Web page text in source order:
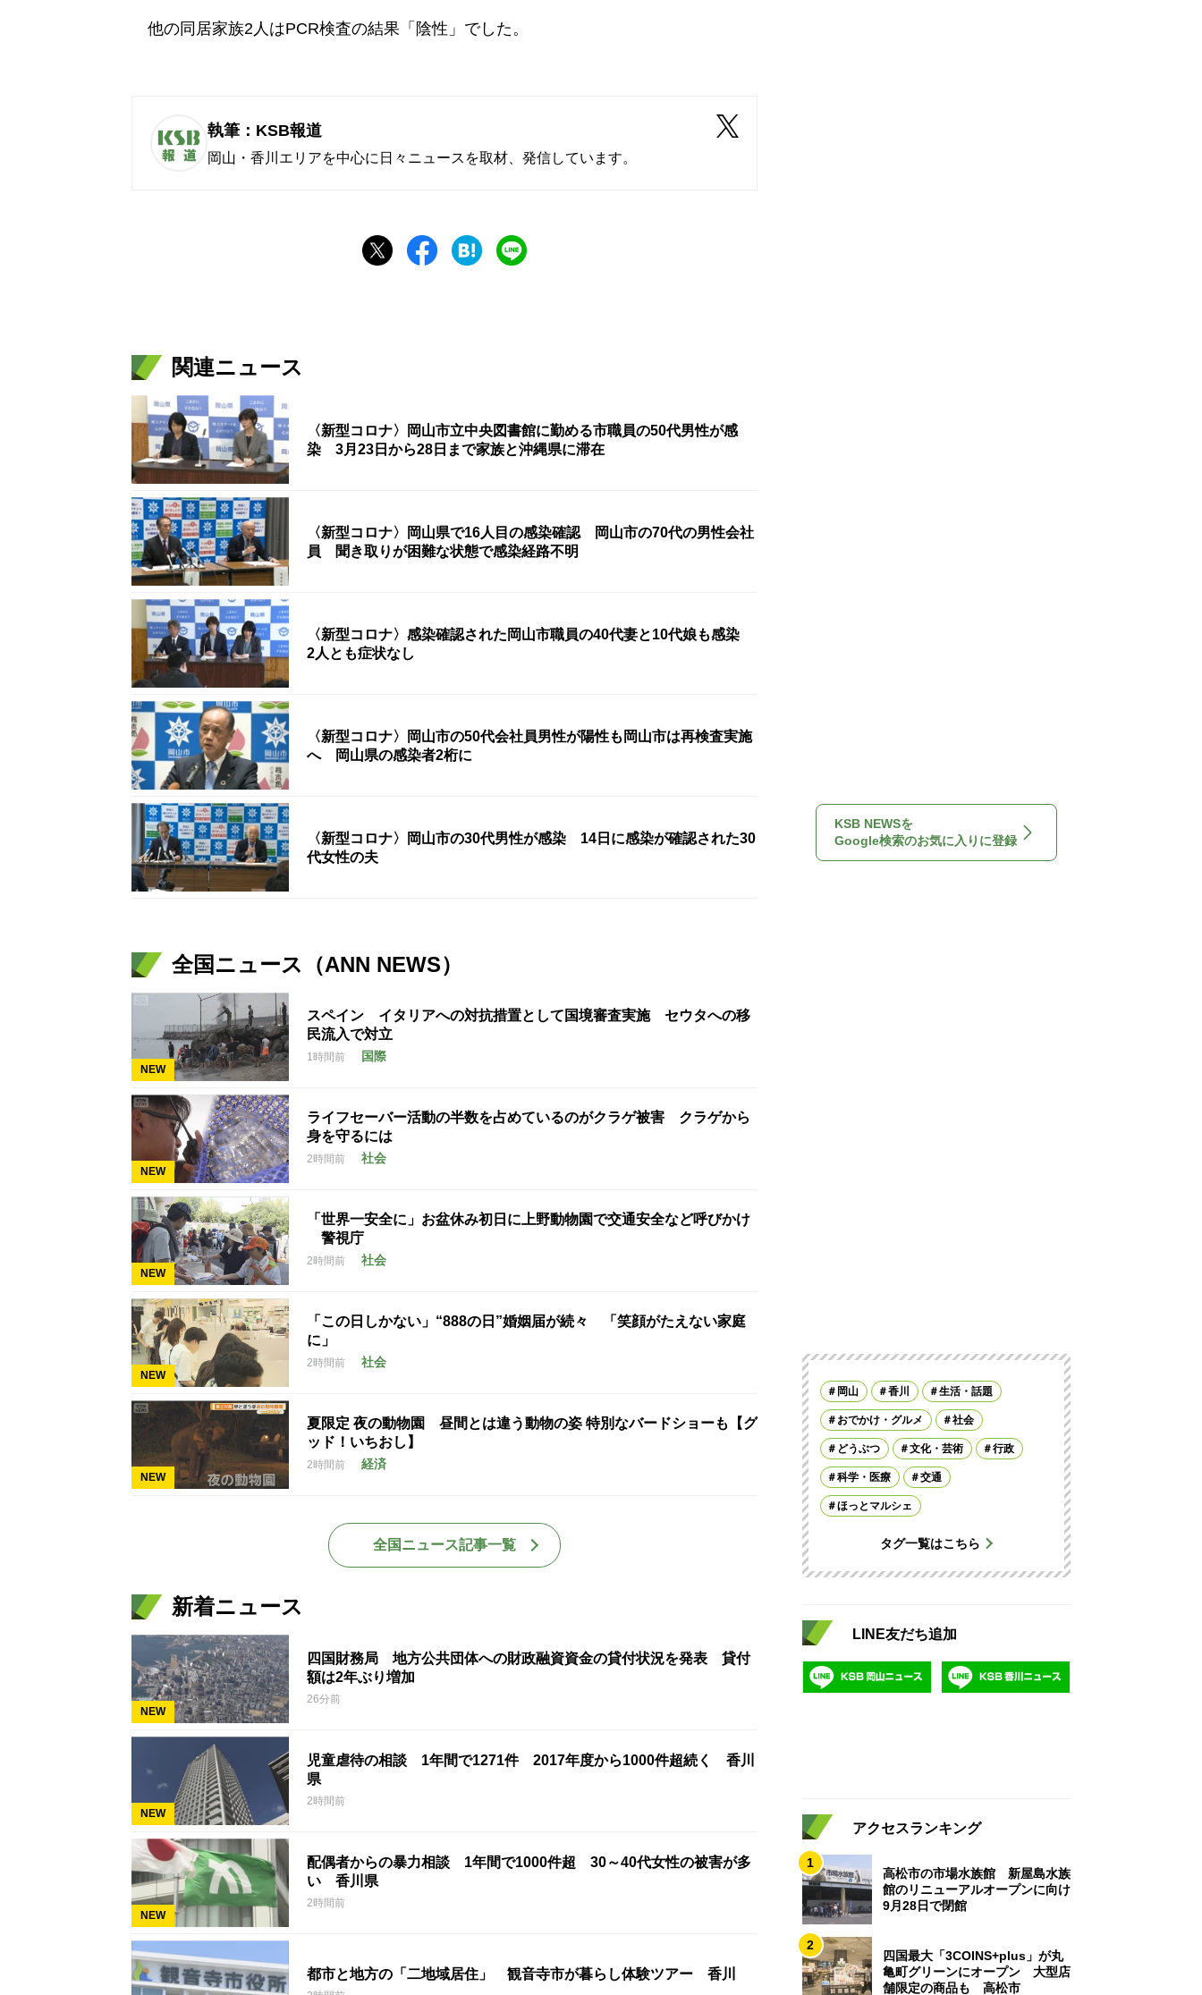
他の同居家族2人はPCR検査の結果「陰性」でした。
執筆：KSB報道
岡山・香川エリアを中心に日々ニュースを取材、発信しています。
関連ニュース
〈新型コロナ〉岡山市立中央図書館に勤める市職員の50代男性が感
染 3月23日から28日まで家族と沖縄県に滞在
〈新型コロナ〉岡山県で16人目の感染確認 岡山市の70代の男性会社
員 聞き取りが困難な状態で感染経路不明
〈新型コロナ〉感染確認された岡山市職員の40代妻と10代娘も感染
2人とも症状なし
〈新型コロナ〉岡山市の50代会社員男性が陽性も岡山市は再検査実施
へ 岡山県の感染者2桁に
〈新型コロナ〉岡山市の30代男性が感染 14日に感染が確認された30
代女性の夫
全国ニュース（ANN NEWS）
NEW
スペイン イタリアへの対抗措置として国境審査実施 セウタへの移
民流入で対立
1時間前 国際
NEW
ライフセーバー活動の半数を占めているのがクラゲ被害 クラゲから
身を守るには
2時間前 社会
NEW
「世界一安全に」お盆休み初日に上野動物園で交通安全など呼びかけ
警視庁
2時間前 社会
NEW
「この日しかない」“888の日”婚姻届が続々 「笑顔がたえない家庭
に」
2時間前 社会
NEW
夏限定 夜の動物園 昼間とは違う動物の姿 特別なバードショーも【グ
ッド！いちおし】
2時間前 経済
全国ニュース記事一覧
新着ニュース
NEW
四国財務局 地方公共団体への財政融資資金の貸付状況を発表 貸付
額は2年ぶり増加
26分前
NEW
児童虐待の相談 1年間で1271件 2017年度から1000件超続く 香川
県
2時間前
NEW
配偶者からの暴力相談 1年間で1000件超 30～40代女性の被害が多
い 香川県
2時間前
都市と地方の「二地域居住」 観音寺市が暮らし体験ツアー 香川
KSB NEWSを
Google検索のお気に入りに登録
岡山 香川 生活・話題
おでかけ・グルメ 社会
どうぶつ 文化・芸術 行政
科学・医療 交通
ほっとマルシェ
タグ一覧はこちら
LINE友だち追加
アクセスランキング
1
高松市の市場水族館 新屋島水族
館のリニューアルオープンに向け
9月28日で閉館
2
四国最大「3COINS+plus」が丸
亀町グリーンにオープン 大型店
舗限定の商品も 高松市